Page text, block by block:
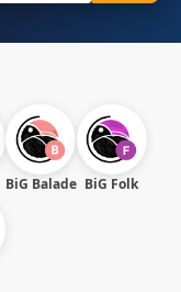
BiG Balade BiG Folk